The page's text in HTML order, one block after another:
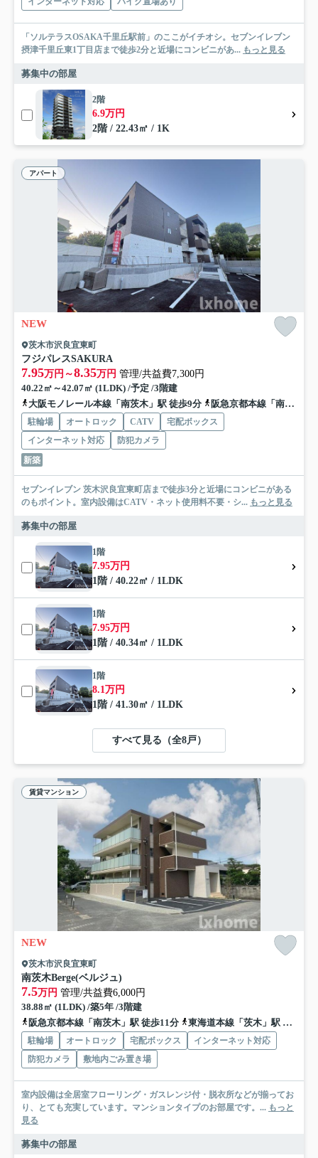
「ソルテラスOSAKA千里丘駅前」のここがイチオシ。セブンイレブン
摂津千里丘東1丁目店まで徒歩2分と近場にコンビニがあ... もっと見る
募集中の部屋
2階
6.9万円
2階 / 22.43㎡ / 1K
アパート
NEW
茨木市沢良宜東町
フジパレスSAKURA
7.95万円～8.35万円 管理/共益費7,300円
40.22㎡～42.07㎡ (1LDK) /予定 /3階建
大阪モノレール本線「南茨木」駅 徒歩9分
阪急京都本線「南茨木」駅 徒歩9分
駐輪場 オートロック CATV
宅配ボックス
インターネット対応
防犯カメラ
新築
セブンイレブン 茨木沢良宜東町店まで徒歩3分と近場にコンビニがある
のもポイント。室内設備はCATV・ネット使用料不要・シ... もっと見る
募集中の部屋
1階
7.95万円
1階 / 40.22㎡ / 1LDK
1階
7.95万円
1階 / 40.34㎡ / 1LDK
1階
8.1万円
1階 / 41.30㎡ / 1LDK
すべて見る（全8戸）
賃貸マンション
NEW
茨木市沢良宜東町
南茨木Berge(ベルジュ)
7.5万円 管理/共益費6,000円
38.88㎡ (1LDK) /築5年 /3階建
阪急京都本線「南茨木」駅 徒歩11分
東海道本線「茨木」駅 徒歩30分
駐輪場 オートロック 宅配ボックス
インターネット対応
防犯カメラ
敷地内ごみ置き場
室内設備は全居室フローリング・ガスレンジ付・脱衣所などが揃ってお
り、とても充実しています。マンションタイプのお部屋です。... もっと
見る
募集中の部屋